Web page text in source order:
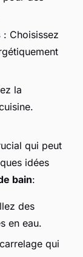
: Choisissez
la
qui peut
idées
bain:
des
en eau.
qui